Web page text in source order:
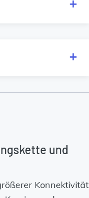
und
Konnektivität